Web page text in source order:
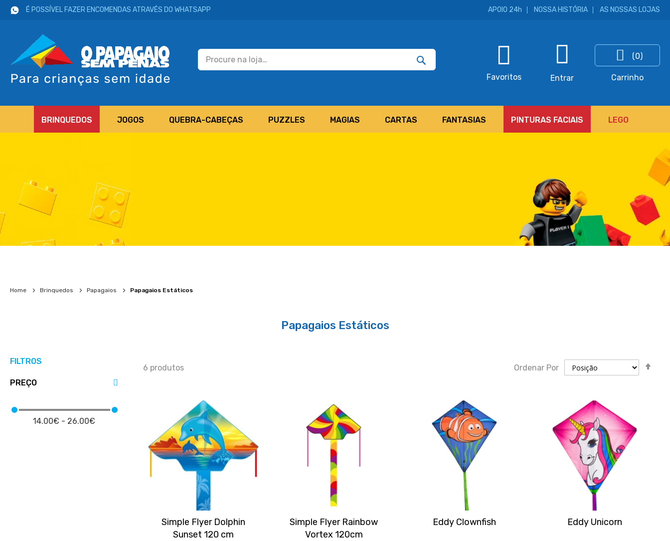
É POSSÍVEL FAZER ENCOMENDAS ATRAVÉS DO WHATSAPP APOIO 24h NOSSA HISTÓRIA AS NOSSAS LOJAS
Pesquisar Pesquisar
Favoritos Entrar
(0)
Carrinho
BRINQUEDOS JOGOS QUEBRA-CABEÇAS PUZZLES MAGIAS CARTAS FANTASIAS PINTURAS FACIAIS LEGO
Home Brinquedos Papagaios Papagaios Estáticos
Papagaios Estáticos
6 produtos Ordenar Por
Simple Flyer Dolphin
Sunset 120 cm
Simple Flyer Rainbow
Vortex 120cm
Eddy Clownfish Eddy Unicorn
FILTROS
PREÇO
14.00€ - 26.00€